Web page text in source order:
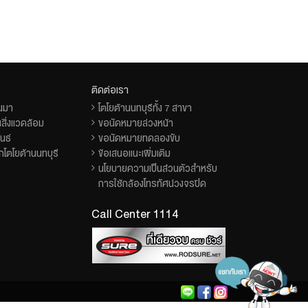
า
งแวดล้อม
ธ์
ตโยต้านนทบุรี
ติดต่อเรา
โตโยต้านนทบุรีทั้ง 7 สาขา
ขอนัดหมายล่วงหน้า
ขอนัดหมายทดลองขับ
ข้อเสนอแนะเพิ่มเติม
นโยบายความเป็นส่วนตัวสำหรับ
การใช้กล้องโทรทัศน์วงจรปิด
Call Center 1114